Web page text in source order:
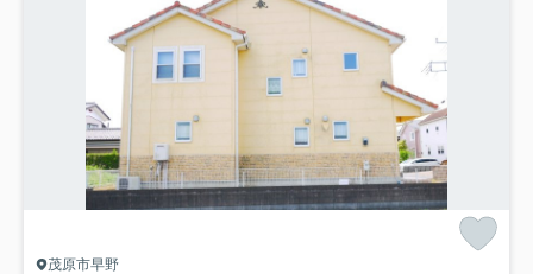
茂原市早野